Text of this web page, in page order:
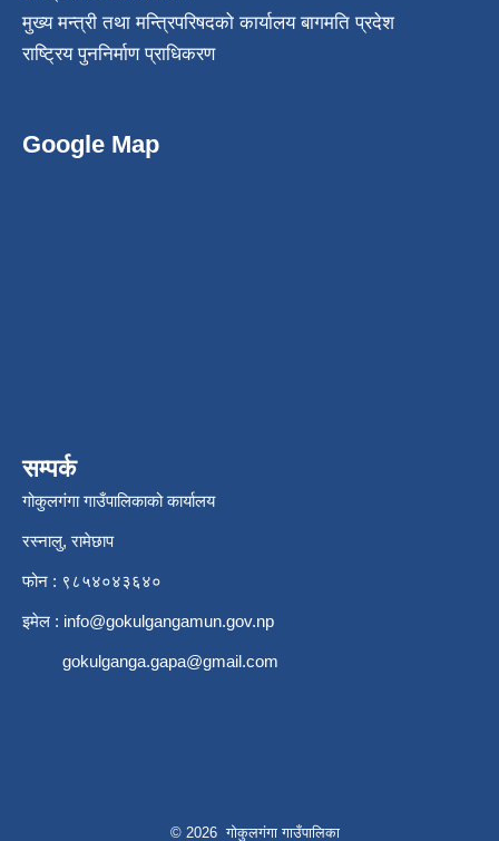
मुख्य मन्त्री तथा मन्त्रिपरिषदको कार्यालय बागमति प्रदेश
राष्ट्रिय पुननिर्माण प्राधिकरण
Google Map
सम्पर्क
गोकुलगंगा गाउँपालिकाको कार्यालय
रस्नालु, रामेछाप
फोन : ९८५४०४३६४०
इमेल : info@gokulgangamun.gov.np
gokulganga.gapa@gmail.com
© 2026 गोकुलगंगा गाउँपालिका